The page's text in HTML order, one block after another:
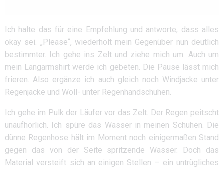
Ich halte das für eine Empfehlung und antworte, dass alles
okay sei. „Please“, wiederholt mein Gegenüber nun deutlich
bestimmter. Ich gehe ins Zelt und ziehe mich um. Auch um
mein Langarmshirt werde ich gebeten. Die Pause lässt mich
frieren. Also ergänze ich auch gleich noch Windjacke unter
Regenjacke und Woll- unter Regenhandschuhen.
Ich gehe im Pulk der Läufer vor das Zelt. Der Regen peitscht
unaufhörlich. Ich spüre das Wasser in meinen Schuhen. Die
dünne Regenhose hält im Moment noch einigermaßen Stand
gegen das von der Seite spritzende Wasser. Doch das
Material versteift sich an einigen Stellen – ein untrügliches